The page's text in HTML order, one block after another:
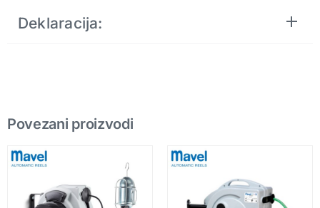
Deklaracija:
Povezani proizvodi